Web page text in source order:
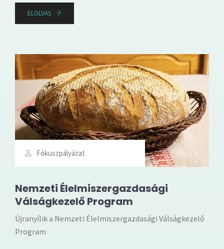
ELOLVAS
Fókuszpályázat
Nemzeti Élelmiszergazdasági
Válságkezelő Program
Újranyílik a Nemzeti Élelmiszergazdasági Válságkezelő
Program